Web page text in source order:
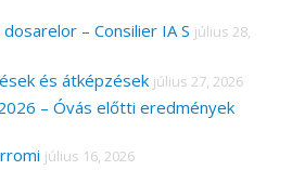
– Consilier IA S július 28,
és átképzések július 27, 2026
– Óvás előtti eredmények
július 16, 2026